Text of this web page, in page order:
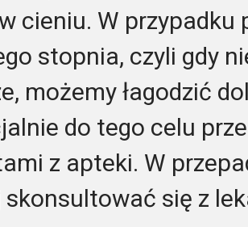
cieniu. W przypadku
stopnia, czyli gdy
możemy łagodzić
do tego celu
z apteki. W
skonsultować się z